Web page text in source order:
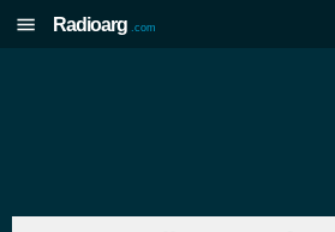
Radioarg .com